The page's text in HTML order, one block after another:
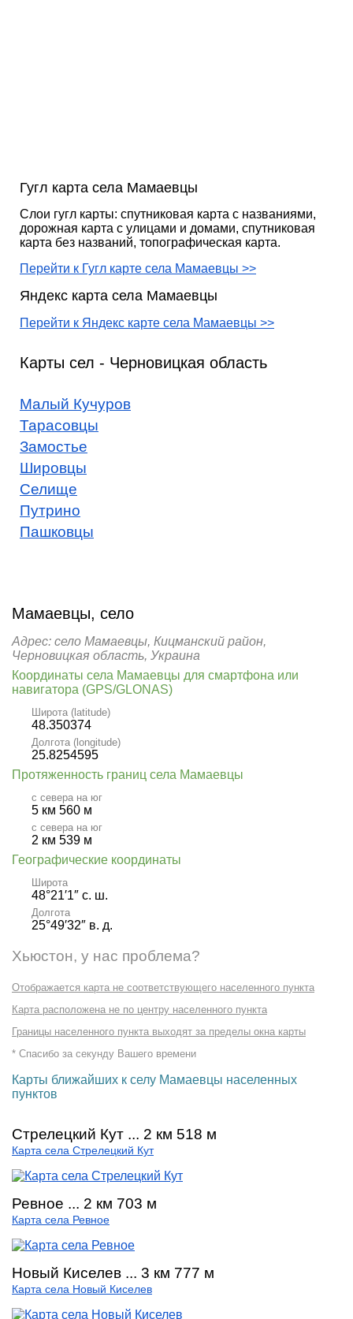
Гугл карта села Мамаевцы
Слои гугл карты: спутниковая карта с названиями,
дорожная карта с улицами и домами, спутниковая
карта без названий, топографическая карта.
Перейти к Гугл карте села Мамаевцы >>
Яндекс карта села Мамаевцы
Перейти к Яндекс карте села Мамаевцы >>
Карты сел - Черновицкая область
Малый Кучуров
Тарасовцы
Замостье
Шировцы
Селище
Путрино
Пашковцы
Мамаевцы, село
Адрес: село Мамаевцы, Кицманский район,
Черновицкая область, Украина
Координаты села Мамаевцы для смартфона или
навигатора (GPS/GLONAS)
Широта (latitude)
48.350374
Долгота (longitude)
25.8254595
Протяженность границ села Мамаевцы
с севера на юг
5 км 560 м
с севера на юг
2 км 539 м
Географические координаты
Широта
48°21′1″ с. ш.
Долгота
25°49′32″ в. д.
Хьюстон, у нас проблема?
Отображается карта не соответствующего населенного пункта
Карта расположена не по центру населенного пункта
Границы населенного пункта выходят за пределы окна карты
* Спасибо за секунду Вашего времени
Карты ближайших к селу Мамаевцы населенных
пунктов
Стрелецкий Кут ... 2 км 518 м
Карта села Стрелецкий Кут
Ревное ... 2 км 703 м
Карта села Ревное
Новый Киселев ... 3 км 777 м
Карта села Новый Киселев